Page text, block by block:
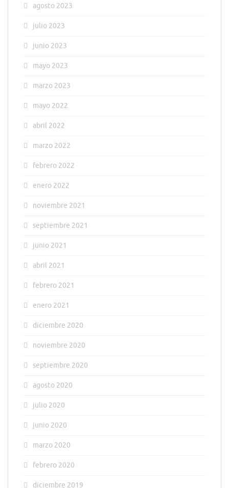
agosto 2023
julio 2023
junio 2023
mayo 2023
marzo 2023
mayo 2022
abril 2022
marzo 2022
febrero 2022
enero 2022
noviembre 2021
septiembre 2021
junio 2021
abril 2021
febrero 2021
enero 2021
diciembre 2020
noviembre 2020
septiembre 2020
agosto 2020
julio 2020
junio 2020
marzo 2020
febrero 2020
diciembre 2019